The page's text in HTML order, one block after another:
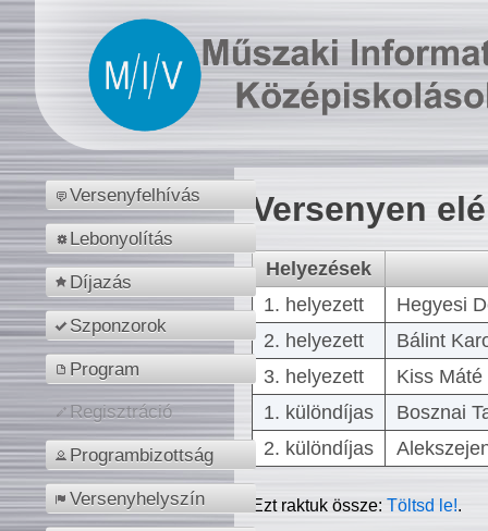
Versenyfelhívás
Lebonyolítás
Díjazás
Szponzorok
Program
Regisztráció
Programbizottság
Versenyhelyszín
Versenyen
Helyezések
1. helyezett
Hegyesi
2. helyezett
Bálint
3. helyezett
Kiss
1. különdíjas
Bosznai
2. különdíjas
Ezt raktuk össze:Töltsd le!.